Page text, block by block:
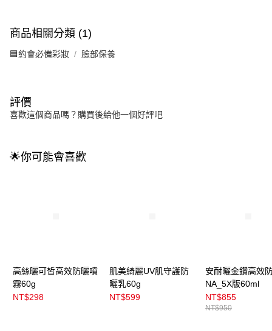
商品相關分類 (1)
🟦約會必備彩妝 臉部保養
評價
喜歡這個商品嗎？購買後給他一個好評吧
🌟你可能會喜歡
高絲曬可皙高效防曬噴
霧60g
NT$298
肌美綺麗UV肌守護防
曬乳60g
NT$599
安耐曬金鑽高效
NA_5X版60ml
NT$855
NT$950